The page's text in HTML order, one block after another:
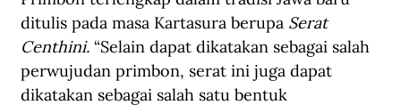
ditulis pada masa Kartasura berupa Serat
Centhini. “Selain dapat dikatakan sebagai salah
perwujudan primbon, serat ini juga dapat
dikatakan sebagai salah satu bentuk